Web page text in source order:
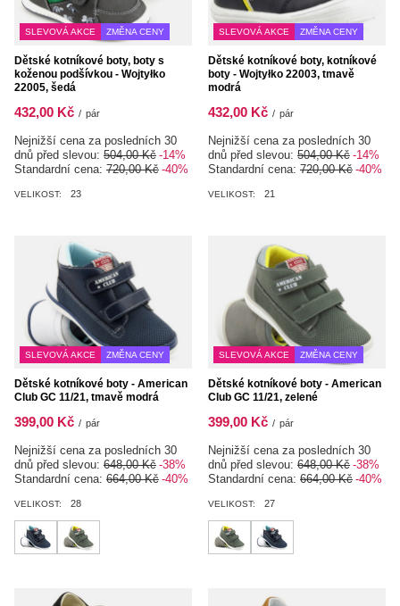
SLEVOVÁ AKCE ZMĚNA CENY
Dětské kotníkové boty, boty s
koženou podšívkou - Wojtyłko
22005, šedá
432,00 Kč / pár
Nejnižší cena za posledních 30
dnů před slevou: 504,00 Kč -14%
Standardní cena: 720,00 Kč -40%
VELIKOST: 23
SLEVOVÁ AKCE ZMĚNA CENY
Dětské kotníkové boty, kotníkové
boty - Wojtyłko 22003, tmavě
modrá
432,00 Kč / pár
Nejnižší cena za posledních 30
dnů před slevou: 504,00 Kč -14%
Standardní cena: 720,00 Kč -40%
VELIKOST: 21
SLEVOVÁ AKCE ZMĚNA CENY
Dětské kotníkové boty - American
Club GC 11/21, tmavě modrá
399,00 Kč / pár
Nejnižší cena za posledních 30
dnů před slevou: 648,00 Kč -38%
Standardní cena: 664,00 Kč -40%
VELIKOST: 28
SLEVOVÁ AKCE ZMĚNA CENY
Dětské kotníkové boty - American
Club GC 11/21, zelené
399,00 Kč / pár
Nejnižší cena za posledních 30
dnů před slevou: 648,00 Kč -38%
Standardní cena: 664,00 Kč -40%
VELIKOST: 27